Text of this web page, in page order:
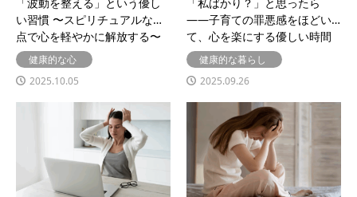
い習慣 〜スピリチュアルな視
点で心を軽やかに解放する〜
健康的な心
2025.10.05
——子育ての罪悪感をほどい
て、心を楽にする優しい時間
健康的な暮らし
2025.09.26